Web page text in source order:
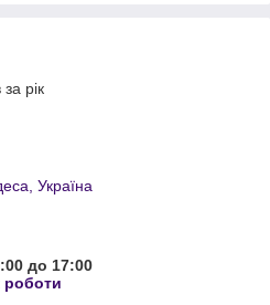
рік
Україна
до 17:00
роботи